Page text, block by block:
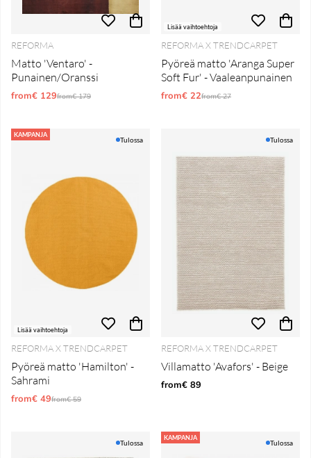
REFORMA
Matto 'Ventaro' -
Punainen/Oranssi
from€ 129Normaali hinta
from€ 179
Lisää vaihtoehtoja
REFORMA X TRENDCARPET
Pyöreä matto 'Aranga Super
Soft Fur' - Vaaleanpunainen
from€ 22Normaali hinta
from€ 27
KAMPANJA
Lisää vaihtoehtoja
Tulossa
REFORMA X TRENDCARPET
Pyöreä matto 'Hamilton' -
Sahrami
from€ 49Normaali hinta
from€ 59
Tulossa
REFORMA X TRENDCARPET
Villamatto 'Avafors' - Beige
from€ 89
Tulossa
KAMPANJA
Tulossa